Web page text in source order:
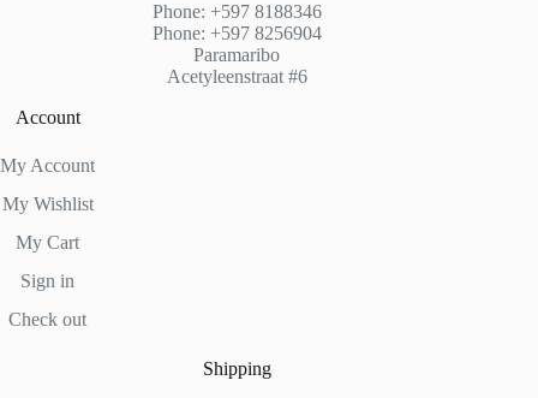
Phone: +597 8188346
Phone: +597 8256904
Paramaribo
Acetyleenstraat #6
Account
My Account
My Wishlist
My Cart
Sign in
Check out
Shipping